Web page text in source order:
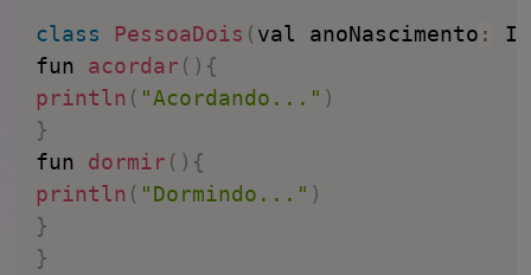
class PessoaDois (val anoNascimento :
fun acordar ( ) {
println ( "Acordando..." )
}
fun dormir ( ) {
println ( "Dormindo..." )
}
}